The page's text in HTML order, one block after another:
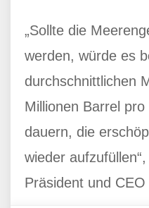
„Sollte die
werden, würde es
durchschnittlichen
Millionen Barrel
dauern, die
wieder
Präsident und